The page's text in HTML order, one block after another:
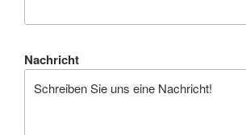
Nachricht